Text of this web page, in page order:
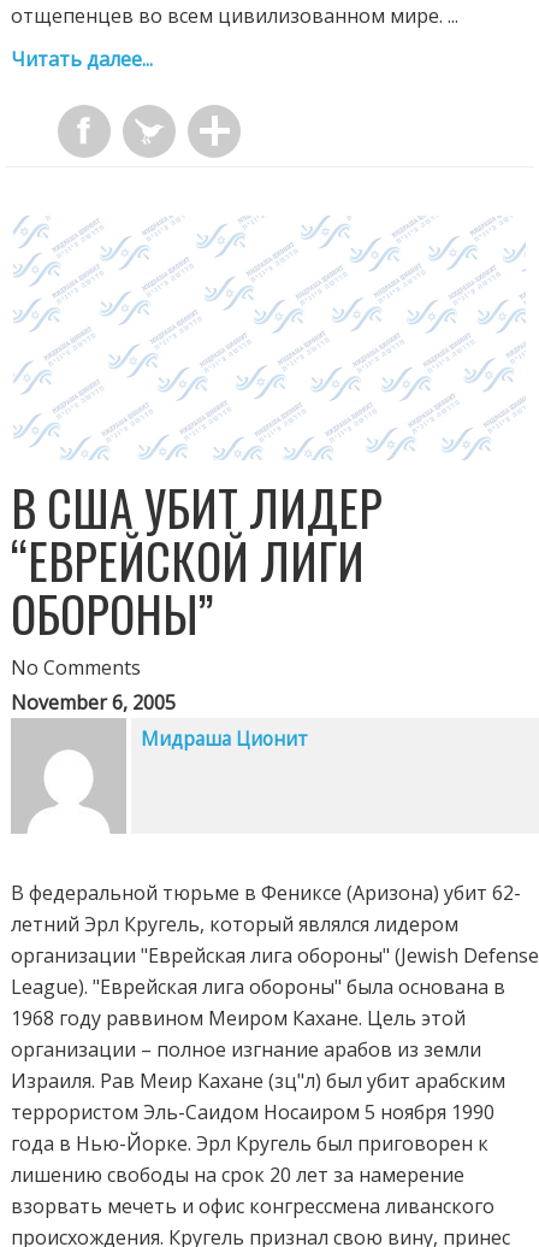
отщепенцев во всем цивилизованном мире. ...
Читать далее...
В США УБИТ ЛИДЕР
“ЕВРЕЙСКОЙ ЛИГИ
ОБОРОНЫ”
No Comments
November 6, 2005
Мидраша Ционит
В федеральной тюрьме в Фениксе (Аризона) убит 62-
летний Эрл Кругель, который являлся лидером
организации "Еврейская лига обороны" (Jewish Defense
League). "Еврейская лига обороны" была основана в
1968 году раввином Меиром Кахане. Цель этой
организации – полное изгнание арабов из земли
Израиля. Рав Меир Кахане (зц"л) был убит арабским
террористом Эль-Саидом Носаиром 5 ноября 1990
года в Нью-Йорке. Эрл Кругель был приговорен к
лишению свободы на срок 20 лет за намерение
взорвать мечеть и офис конгрессмена ливанского
происхождения. Кругель признал свою вину, принес